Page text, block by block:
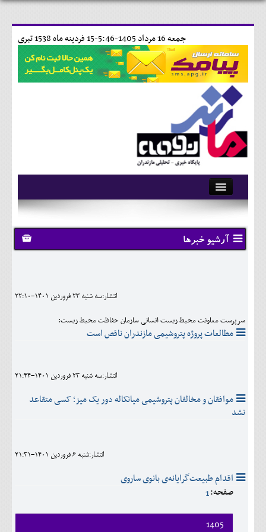
15 فردينه ماه 1538 تبری جمعه 16 مرداد 1405-5:46-
آرشیو
تماس با ما
وبلاگ
کلینیک
فرهنگی و هنری
آرشیو خبرها
انتشار:سه شنبه 23 فروردين 1401-22:10
سرپرست معاونت محیط زیست انسانی سازمان حفاظت محیط زیست:
مطالعات پروژه پتروشیمی مازندران ناقص است
انتشار:سه شنبه 23 فروردين 1401-21:44
موافقان و مخالفان پتروشیمی میانکاله دور یک میز؛ کسی متقاعد
نشد
انتشار:شنبه 6 فروردين 1401-21:31
اقدام طبیعت‌گرایانه‌ی بانوی ساروی
صفحه:1
1405